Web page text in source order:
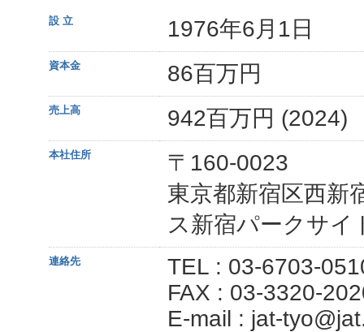
設 立 1976年6月1日
資本金 86百万円
売上高 942百万円 (2024)
本社住所
〒160-0023
東京都新宿区西新
ス新宿パークサ
連絡先
TEL : 03-6703-
FAX : 03-3320-
E-mail : jat-